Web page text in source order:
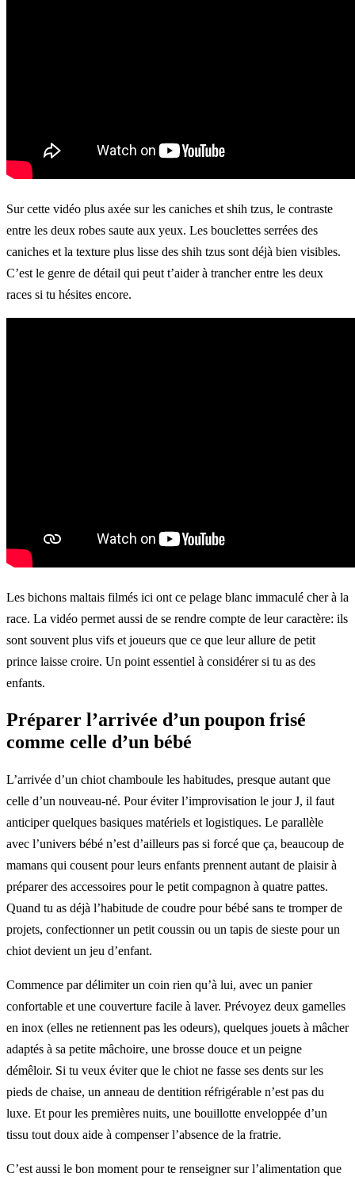
Sur cette vidéo plus axée sur les caniches et shih tzus, le contraste
entre les deux robes saute aux yeux. Les bouclettes serrées des
caniches et la texture plus lisse des shih tzus sont déjà bien visibles.
C’est le genre de détail qui peut t’aider à trancher entre les deux
races si tu hésites encore.
Les bichons maltais filmés ici ont ce pelage blanc immaculé cher à la
race. La vidéo permet aussi de se rendre compte de leur caractère: ils
sont souvent plus vifs et joueurs que ce que leur allure de petit
prince laisse croire. Un point essentiel à considérer si tu as des
enfants.
Préparer l’arrivée d’un poupon frisé
comme celle d’un bébé
L’arrivée d’un chiot chamboule les habitudes, presque autant que
celle d’un nouveau-né. Pour éviter l’improvisation le jour J, il faut
anticiper quelques basiques matériels et logistiques. Le parallèle
avec l’univers bébé n’est d’ailleurs pas si forcé que ça, beaucoup de
mamans qui cousent pour leurs enfants prennent autant de plaisir à
préparer des accessoires pour le petit compagnon à quatre pattes.
Quand tu as déjà l’habitude de coudre pour bébé sans te tromper de
projets, confectionner un petit coussin ou un tapis de sieste pour un
chiot devient un jeu d’enfant.
Commence par délimiter un coin rien qu’à lui, avec un panier
confortable et une couverture facile à laver. Prévoyez deux gamelles
en inox (elles ne retiennent pas les odeurs), quelques jouets à mâcher
adaptés à sa petite mâchoire, une brosse douce et un peigne
démêloir. Si tu veux éviter que le chiot ne fasse ses dents sur les
pieds de chaise, un anneau de dentition réfrigérable n’est pas du
luxe. Et pour les premières nuits, une bouillotte enveloppée d’un
tissu tout doux aide à compenser l’absence de la fratrie.
C’est aussi le bon moment pour te renseigner sur l’alimentation que